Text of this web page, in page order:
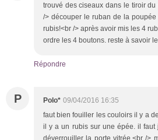
trouvé des ciseaux dans le tiroir
/> découper le ruban de la
rubis!<br /> après avoir mis les 4
ordre les 4 boutons. reste à savoir
Répondre
P Polo* 09/04/2016 16:35
faut bien fouiller les couloirs il y a
il y a un rubis sur une épée. il
déverrouiller la porte vitrée.<br />